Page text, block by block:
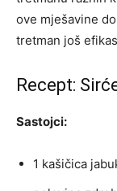
ove mješavine
tretman još
Recept:
Sastojci:
1 kašičica